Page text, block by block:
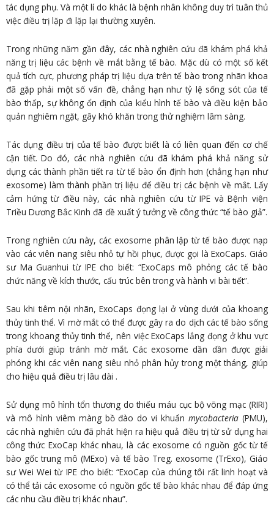
tác dụng phụ. Và một lí do khác là bệnh nhân không duy trì tuân thủ
việc điều trị lặp đi lặp lại thường xuyên.
Trong những năm gần đây, các nhà nghiên cứu đã khám phá khả
năng trị liệu các bệnh về mắt bằng tế bào. Mặc dù có một số kết
quả tích cực, phương pháp trị liệu dựa trên tế bào trong nhãn khoa
đã gặp phải một số vấn đề, chẳng hạn như tỷ lệ sống sót của tế
bào thấp, sự không ổn định của kiểu hình tế bào và điều kiện bảo
quản nghiêm ngặt, gây khó khăn trong thử nghiệm lâm sàng.
Tác dụng điều trị của tế bào được biết là có liên quan đến cơ chế
cận tiết. Do đó, các nhà nghiên cứu đã khám phá khả năng sử
dụng các thành phần tiết ra từ tế bào ổn định hơn (chẳng hạn như
exosome) làm thành phần trị liệu để điều trị các bệnh về mắt. Lấy
cảm hứng từ điều này, các nhà nghiên cứu từ IPE và Bệnh viện
Triều Dương Bắc Kinh đã đề xuất ý tưởng về công thức “tế bào giả”.
Trong nghiên cứu này, các exosome phân lập từ tế bào được nạp
vào các viên nang siêu nhỏ tự hồi phục, được gọi là ExoCaps. Giáo
sư Ma Guanhui từ IPE cho biết: “ExoCaps mô phỏng các tế bào
chức năng về kích thước, cấu trúc bên trong và hành vi bài tiết”.
Sau khi tiêm nội nhãn, ExoCaps đọng lại ở vùng dưới của khoang
thủy tinh thể. Vì mờ mắt có thể được gây ra do dịch các tế bào sống
trong khoang thủy tinh thể, nên việc ExoCaps lắng đọng ở khu vực
phía dưới giúp tránh mờ mắt. Các exosome dần dần được giải
phóng khi các viên nang siêu nhỏ phân hủy trong một tháng, giúp
cho hiệu quả điều trị lâu dài .
Sử dụng mô hình tổn thương do thiếu máu cục bộ võng mạc (RIRI)
và mô hình viêm màng bồ đào do vi khuẩnmycobacteria (PMU),
các nhà nghiên cứu đã phát hiện ra hiệu quả điều trị từ sử dụng hai
công thức ExoCap khác nhau, là các exosome có nguồn gốc từ tế
bào gốc trung mô (MExo) và tế bào Treg. exosome (TrExo), Giáo
sư Wei Wei từ IPE cho biết: “ExoCap của chúng tôi rất linh hoạt và
có thể tải các exosome có nguồn gốc tế bào khác nhau để đáp ứng
các nhu cầu điều trị khác nhau”.